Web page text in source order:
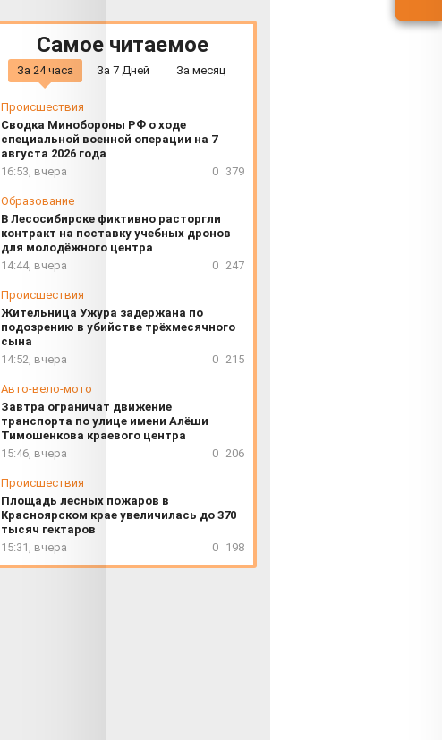
Самое читаемое
За 24 часа За 7 Дней За месяц
Происшествия
Сводка Минобороны РФ о ходе
специальной военной операции на 7
августа 2026 года
16:53, вчера
0 379
Образование
В Лесосибирске фиктивно расторгли
контракт на поставку учебных дронов
для молодёжного центра
14:44, вчера
0 247
Происшествия
Жительница Ужура задержана по
подозрению в убийстве трёхмесячного
сына
14:52, вчера
0 215
Авто-вело-мото
Завтра ограничат движение
транспорта по улице имени Алёши
Тимошенкова краевого центра
15:46, вчера
0 206
Происшествия
Площадь лесных пожаров в
Красноярском крае увеличилась до 370
тысяч гектаров
15:31, вчера
0 198